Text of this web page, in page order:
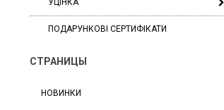
УЦІНКА
ПОДАРУНКОВІ СЕРТИФІКАТИ
СТРАНИЦЫ
НОВИНКИ